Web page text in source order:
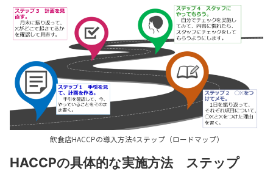
飲食店HACCPの導入方法4ステップ（ロードマップ）
HACCPの具体的な実施方法 ステップ